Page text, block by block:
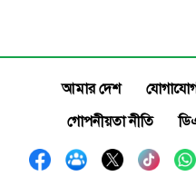
আমার দেশ
গোপনীয়তা নীতি